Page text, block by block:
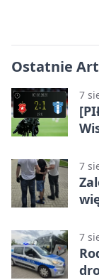
Ostatnie
7
7
7